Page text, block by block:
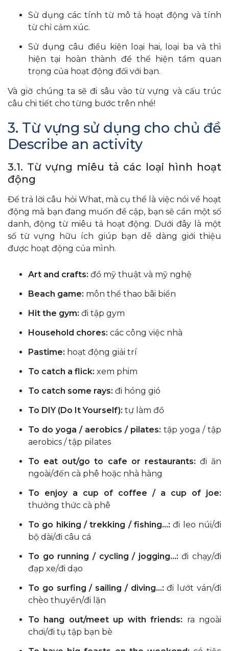
Sử dụng các tính từ mô tả hoạt động và tính
từ chỉ cảm xúc.
Sử dụng câu điều kiện loại hai, loại ba và thì
hiện tại hoàn thành để thể hiện tầm quan
trọng của hoạt động đối với bạn.
Và giờ chúng ta sẽ đi sâu vào từ vựng và cấu trúc
câu chi tiết cho từng bước trên nhé!
3. Từ vựng sử dụng cho chủ đề
Describe an activity
3.1. Từ vựng miêu tả các loại hình hoạt
động
Để trả lời câu hỏi What, mà cụ thể là việc nói về hoạt
động mà bạn đang muốn đề cập, bạn sẽ cần một số
danh, động từ miêu tả hoạt động. Dưới đây là một
số từ vựng hữu ích giúp bạn dễ dàng giới thiệu
được hoạt động của mình.
Art and crafts: đồ mỹ thuật và mỹ nghệ
Beach game: môn thể thao bãi biển
Hit the gym: đi tập gym
Household chores: các công việc nhà
Pastime: hoạt động giải trí
To catch a flick: xem phim
To catch some rays: đi hóng gió
To DIY (Do It Yourself): tự làm đồ
To do yoga / aerobics / pilates: tập yoga / tập
aerobics / tập pilates
To eat out/go to cafe or restaurants: đi ăn
ngoài/đến cà phê hoặc nhà hàng
To enjoy a cup of coffee / a cup of joe:
thưởng thức cà phê
To go hiking / trekking / fishing…: đi leo núi/đi
bộ dài/đi câu cá
To go running / cycling / jogging…: đi chạy/đi
đạp xe/đi dạo
To go surfing / sailing / diving…:đi lướt ván/đi
chèo thuyền/đi lặn
To hang out/meet up with friends: ra ngoài
chơi/đi tụ tập bạn bè